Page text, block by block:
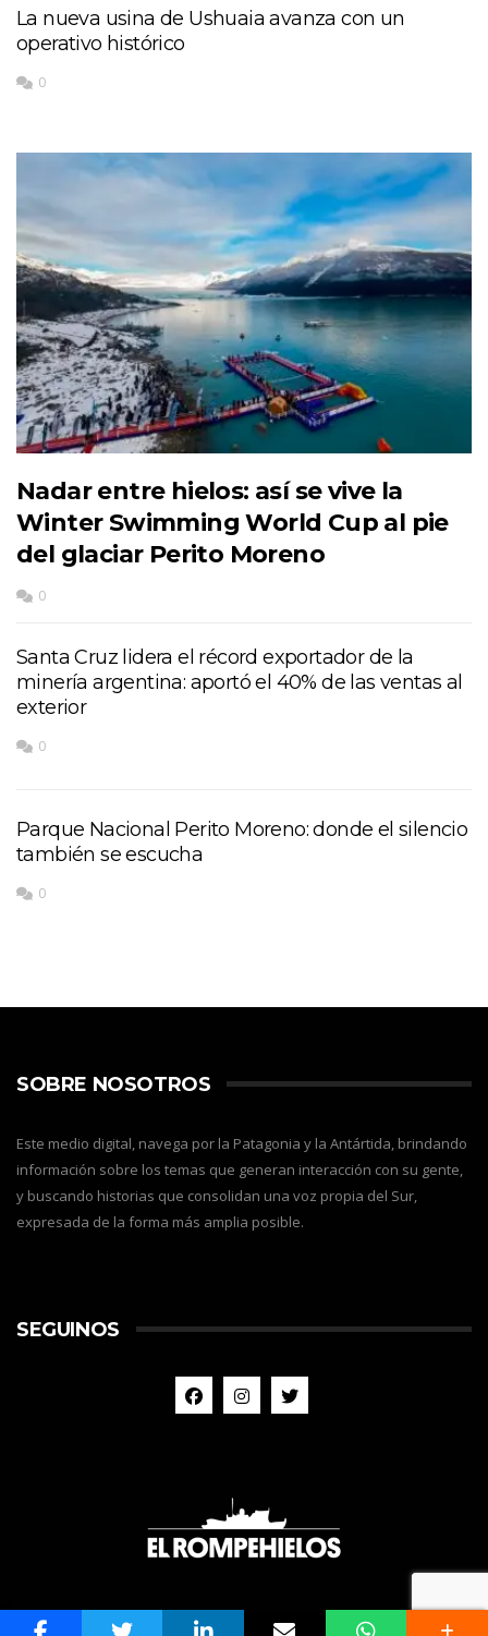
La nueva usina de Ushuaia avanza con un
operativo histórico
0
Nadar entre hielos: así se vive la
Winter Swimming World Cup al pie
del glaciar Perito Moreno
0
Santa Cruz lidera el récord exportador de la
minería argentina: aportó el 40% de las ventas al
exterior
0
Parque Nacional Perito Moreno: donde el silencio
también se escucha
0
SOBRE NOSOTROS
Este medio digital, navega por la Patagonia y la Antártida, brindando
información sobre los temas que generan interacción con su gente,
y buscando historias que consolidan una voz propia del Sur,
expresada de la forma más amplia posible.
SEGUINOS